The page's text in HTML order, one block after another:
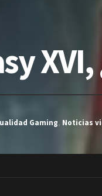
Gaming, Noticias